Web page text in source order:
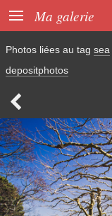
 Ma galerie
Photos liées au tag sea
depositphotos
